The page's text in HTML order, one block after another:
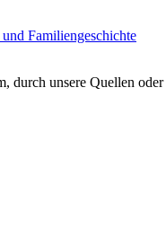
Familiengeschichte
unsere Quellen